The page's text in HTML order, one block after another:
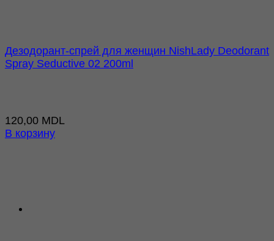
Дезодорант-спрей для женщин NishLady Deodorant
Spray Seductive 02 200ml
120,00 MDL
В корзину